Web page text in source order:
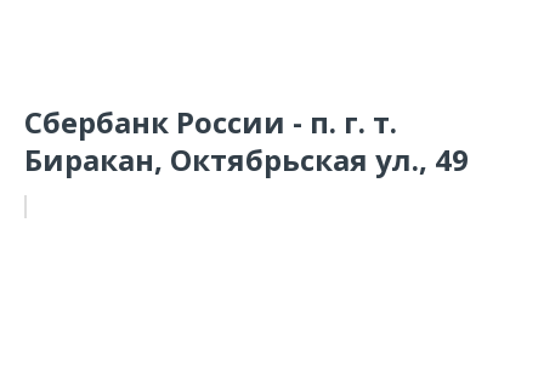
Сбербанк России - п. г. т.
Биракан, Октябрьская ул., 49